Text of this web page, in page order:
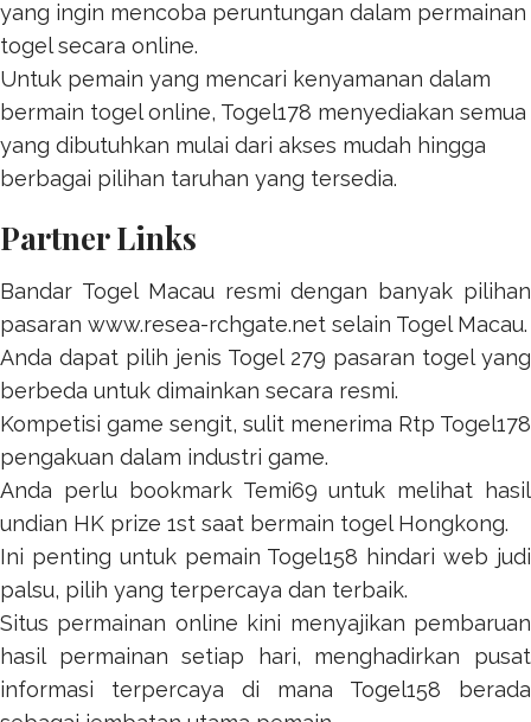
yang ingin mencoba peruntungan dalam permainan
togel secara online.
Untuk pemain yang mencari kenyamanan dalam
bermain togel online, Togel178 menyediakan semua
yang dibutuhkan mulai dari akses mudah hingga
berbagai pilihan taruhan yang tersedia.
Partner Links
Bandar Togel Macau resmi dengan banyak pilihan
pasaran www.resea-rchgate.net selain Togel Macau.
Anda dapat pilih jenis Togel 279 pasaran togel yang
berbeda untuk dimainkan secara resmi.
Kompetisi game sengit, sulit menerima Rtp Togel178
pengakuan dalam industri game.
Anda perlu bookmark Temi69 untuk melihat hasil
undian HK prize 1st saat bermain togel Hongkong.
Ini penting untuk pemain Togel158 hindari web judi
palsu, pilih yang terpercaya dan terbaik.
Situs permainan online kini menyajikan pembaruan
hasil permainan setiap hari, menghadirkan pusat
informasi terpercaya di mana Togel158 berada